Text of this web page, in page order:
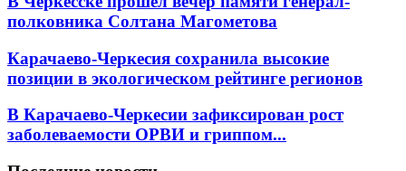
полковника Солтана Магометова
Карачаево-Черкесия сохранила высокие
позиции в экологическом рейтинге регионов
В Карачаево-Черкесии зафиксирован рост
заболеваемости ОРВИ и гриппом...